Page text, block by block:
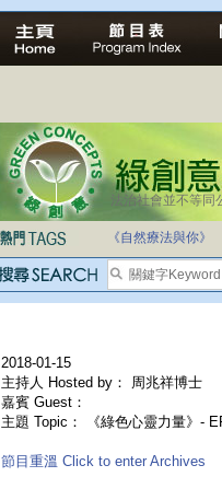
法治社會並不等同
《自然療法與你》
2018-01-15
主持人 Hosted by： 周兆祥博士
嘉賓 Guest：
主題 Topic： 《綠色心靈力量》-
節目重溫 Click to enter Archives